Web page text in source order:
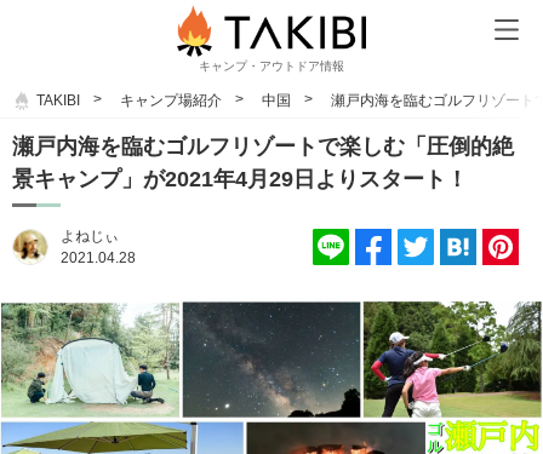
キャンプ・アウトドア情報
TAKIBI キャンプ場紹介 中国 瀬戸内海を臨むゴルフリゾート
瀬戸内海を臨むゴルフリゾートで楽しむ「圧倒的絶
景キャンプ」が2021年4月29日よりスタート！
よねじぃ
2021.04.28